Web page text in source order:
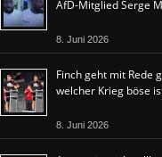
AfD-Mitglied Serge
8. Juni 2026
Finch geht mit Rede
welcher Krieg böse
8. Juni 2026